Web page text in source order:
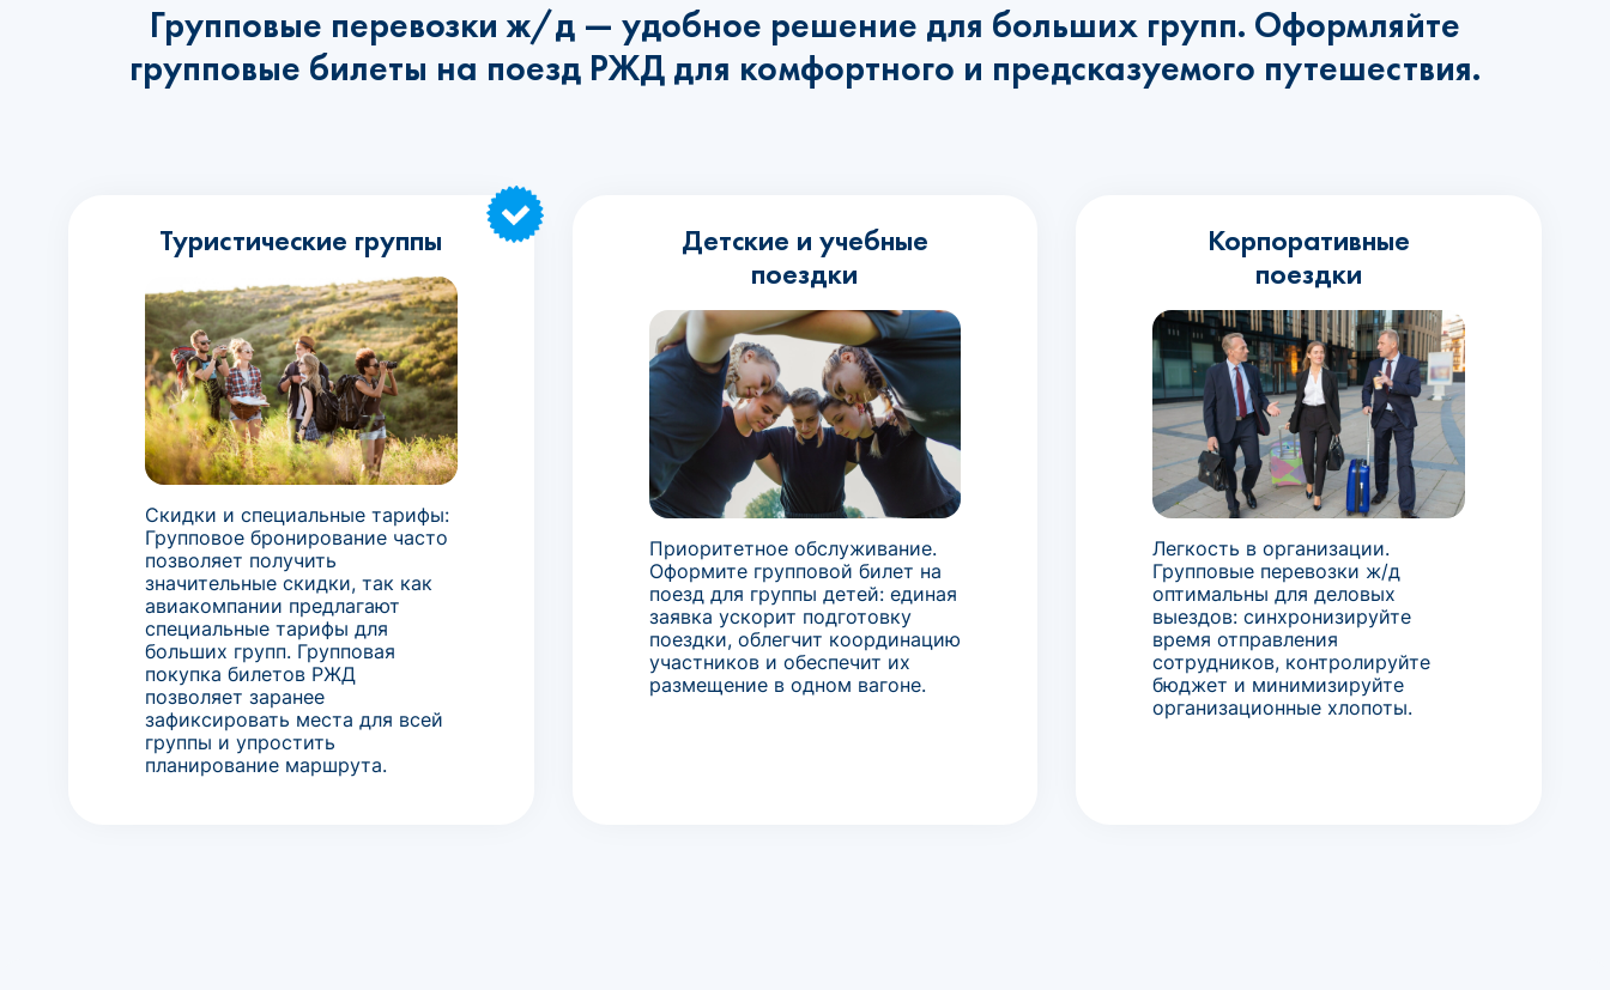
Групповые перевозки ж/д — удобное решение для больших групп. Оформляйте
групповые билеты на поезд РЖД для комфортного и предсказуемого путешествия.
Туристические группы
Скидки и специальные тарифы:
Групповое бронирование часто
позволяет получить
значительные скидки, так как
авиакомпании предлагают
специальные тарифы для
больших групп. Групповая
покупка билетов РЖД
позволяет заранее
зафиксировать места для всей
группы и упростить
планирование маршрута.
Детские и учебные
поездки
Приоритетное обслуживание.
Оформите групповой билет на
поезд для группы детей: единая
заявка ускорит подготовку
поездки, облегчит координацию
участников и обеспечит их
размещение в одном вагоне.
Корпоративные
поездки
Легкость в организации.
Групповые перевозки ж/д
оптимальны для деловых
выездов: синхронизируйте
время отправления
сотрудников, контролируйте
бюджет и минимизируйте
организационные хлопоты.